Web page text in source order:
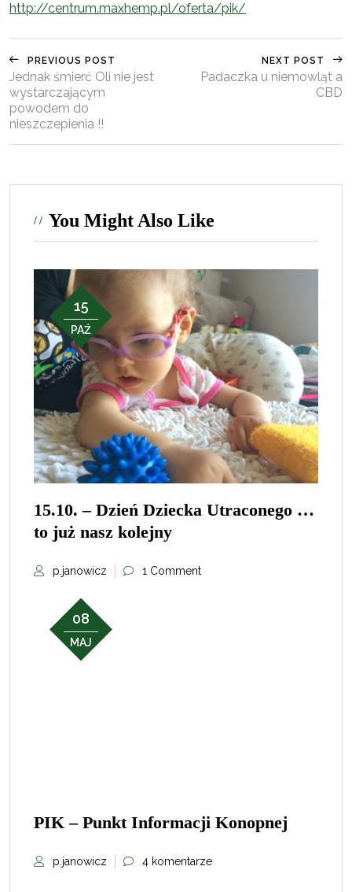
http://centrum.maxhemp.pl/oferta/pik/
PREVIOUS POST
Jednak śmierć Oli nie jest
wystarczającym
powodem do
nieszczepienia !!
NEXT POST
Padaczka u niemowląt a
CBD
You Might Also Like
15
PAŹ
15.10. – Dzień Dziecka Utraconego …
to już nasz kolejny
p.janowicz 1 Comment
08
MAJ
PIK – Punkt Informacji Konopnej
p.janowicz 4 komentarze